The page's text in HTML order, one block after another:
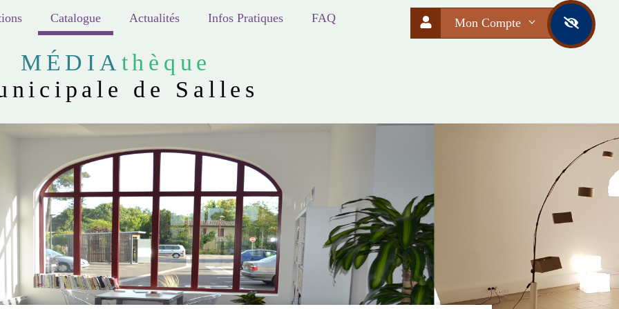
Catalogue Actualités Infos Pratiques FAQ
MÉDIA thèque
de Salles
Mon Compte